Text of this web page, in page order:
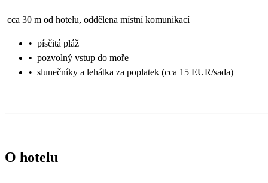
cca 30 m od hotelu, oddělena místní komunikací
• písčitá pláž
• pozvolný vstup do moře
• slunečníky a lehátka za poplatek (cca 15 EUR/sada)
O hotelu